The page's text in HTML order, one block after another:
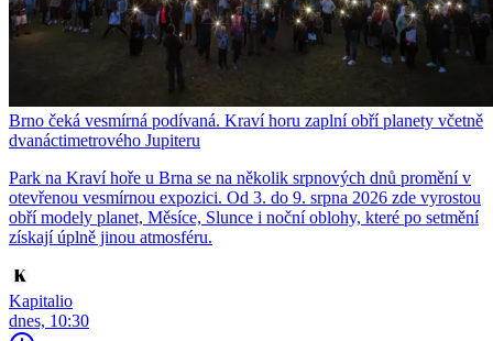
Brno čeká vesmírná podívaná. Kraví horu zaplní obří planety včetně
dvanáctimetrového Jupiteru
Park na Kraví hoře u Brna se na několik srpnových dnů promění v
otevřenou vesmírnou expozici. Od 3. do 9. srpna 2026 zde vyrostou
obří modely planet, Měsíce, Slunce i noční oblohy, které po setmění
získají úplně jinou atmosféru.
Kapitalio
dnes, 10:30